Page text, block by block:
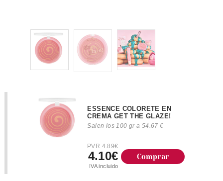
ESSENCE COLORETE EN
CREMA GET THE GLAZE!
Salen los 100 gr a 54.67 €
PVR 4.89€
4.10€
IVA incluido
Comprar